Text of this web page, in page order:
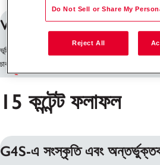
VIGILANTE
ভূমিকা দেখুন: মেদেয়িন, কোলোম্বিয়া
চাকরির আইডি: 30082
15 কন্টেন্ট ফলাফল
G4S-এ সংস্কৃতি এবং
Do Not Sell or Share My
Reject All